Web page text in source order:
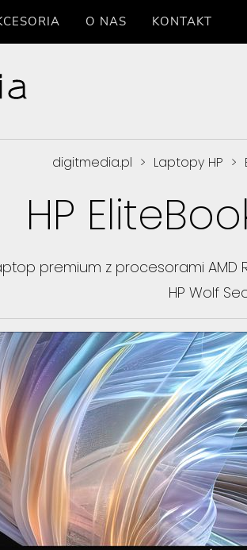
O NAS KONTAKT
digitmedia.pl > Laptopy HP >
HP
laptop premium z procesorami
HP Wolf